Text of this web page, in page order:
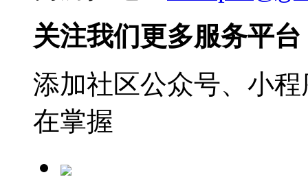
关注我们更多服务平台
添加社区公众号、小
在掌握